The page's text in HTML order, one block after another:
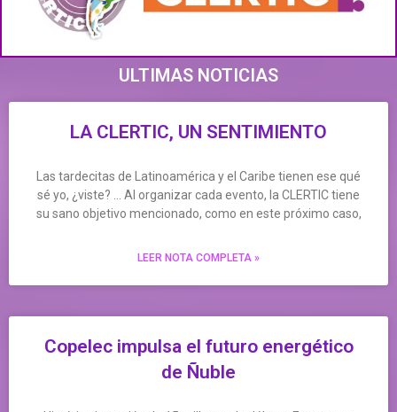
ULTIMAS NOTICIAS
LA CLERTIC, UN SENTIMIENTO
Las tardecitas de Latinoamérica y el Caribe tienen ese qué
sé yo, ¿viste? … Al organizar cada evento, la CLERTIC tiene
su sano objetivo mencionado, como en este próximo caso,
LEER NOTA COMPLETA »
Copelec impulsa el futuro energético
de Ñuble